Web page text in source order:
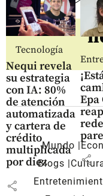
Tecnología
Nequi revela
su estrategia
con IA: 80%
de atención
automatizada
y cartera de
crédito
multiplicada
por diez
share
Epa
share
Mundo
Blogs